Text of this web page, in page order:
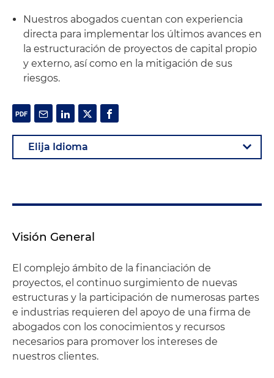
Nuestros abogados cuentan con experiencia
directa para implementar los últimos avances en
la estructuración de proyectos de capital propio
y externo, así como en la mitigación de sus
riesgos.
Visión General
El complejo ámbito de la financiación de
proyectos, el continuo surgimiento de nuevas
estructuras y la participación de numerosas partes
e industrias requieren del apoyo de una firma de
abogados con los conocimientos y recursos
necesarios para promover los intereses de
nuestros clientes.